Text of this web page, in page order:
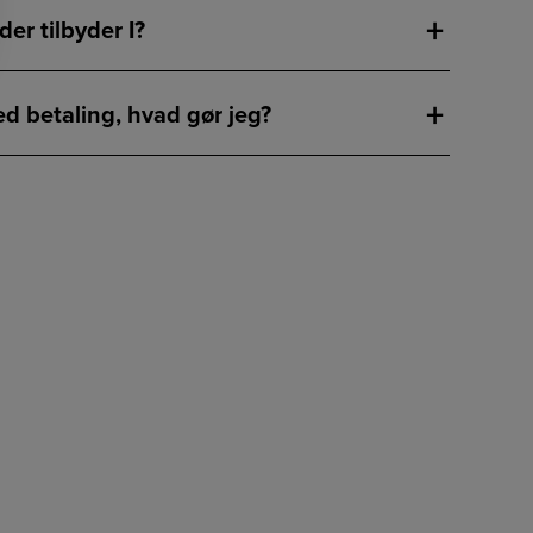
af emhætter?
af køkkenlåge?
tilbyder I?
betaling, hvad gør jeg?